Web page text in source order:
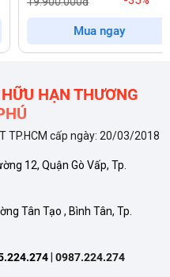
Vỏ máy làm từ thép
ăn mòn. Bề mặt inox đen
vệ sinh trở nên dễ dàng,
đa dạng chương trình
gia đình Việt Nam.
đĩa, nồi, chảo và các
Mua ngay
HẠN THƯƠNG
TP.HCM cấp ngày: 20/03/2018
12, Quận Gò Vấp, Tp.
Tân Tạo , Bình Tân, Tp.
0987.224.274